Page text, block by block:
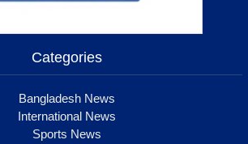
Categories
Bangladesh News
International News
Sports News